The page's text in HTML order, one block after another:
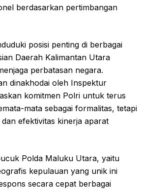
berdasarkan pertimbangan
posisi penting di berbagai
Daerah Kalimantan Utara
perbatasan negara.
dinakhodai oleh Inspektur
komitmen Polri untuk terus
mata sebagai formalitas, tetapi
efektivitas kinerja aparat
Polda Maluku Utara, yaitu
kepulauan yang unik ini
secara cepat berbagai